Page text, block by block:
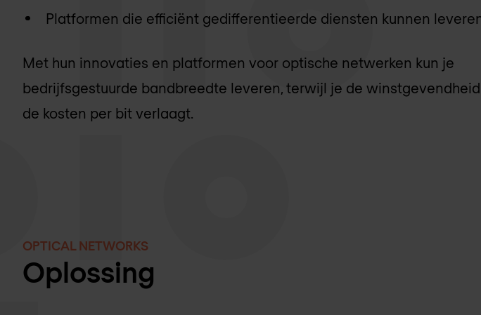
Platformen die efficiënt gedifferentieerde diensten kunnen
Met hun innovaties en platformen voor optische netwerken kun je
bedrijfsgestuurde bandbreedte leveren, terwijl je de
de kosten per bit verlaagt.
OPTICAL NETWORKS
Oplossing